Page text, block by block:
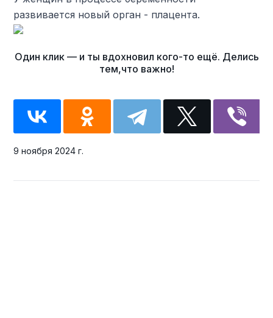
развивается новый орган - плацента.
9 ноября 2024 г.